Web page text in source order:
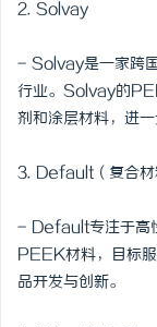
2. Solvay
- Solvay是一家跨
行业。Solvay的
剂和涂层材料，进
3. Default（复合材
- Default专注于高
PEEK材料，目标
品开发与创新。